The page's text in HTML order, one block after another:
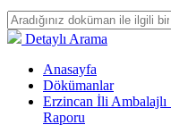
Detaylı Arama
Anasayfa
Dökümanlar
Erzincan İli Ambalajlı
Raporu